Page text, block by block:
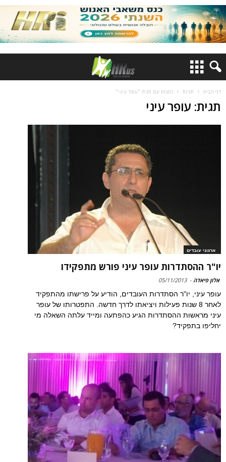
דף הבית תגיות כתבות עם תגית "עופר עיני"
תגית: עופר עיני
ארגוני עובדים
יו"ר ההסתדרות עופר עיני פורש מתפקידו
אלון פיאדה -
05/11/2013
עופר עיני, יו"ר הסתדרות העובדים, הודיע על פרישתו מהתפקיד
לאחר 8 שנות פעילות ויציאתו לדרך חדשה. התפטרותו של עופר
עיני מראשות ההסתדרות הגיע כהפתעה ומייד עלתה השאלה מי
יחליפו בתפקיד?